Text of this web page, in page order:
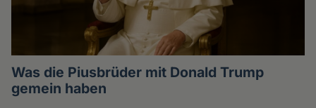
Was die Piusbrüder mit Donald Trump
gemein haben